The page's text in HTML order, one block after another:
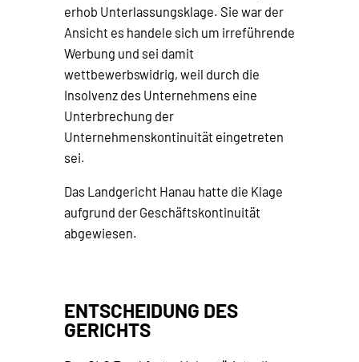
erhob Unterlassungsklage. Sie war der
Ansicht es handele sich um irreführende
Werbung und sei damit
wettbewerbswidrig, weil durch die
Insolvenz des Unternehmens eine
Unterbrechung der
Unternehmenskontinuität eingetreten
sei.
Das Landgericht Hanau hatte die Klage
aufgrund der Geschäftskontinuität
abgewiesen.
ENTSCHEIDUNG DES
GERICHTS